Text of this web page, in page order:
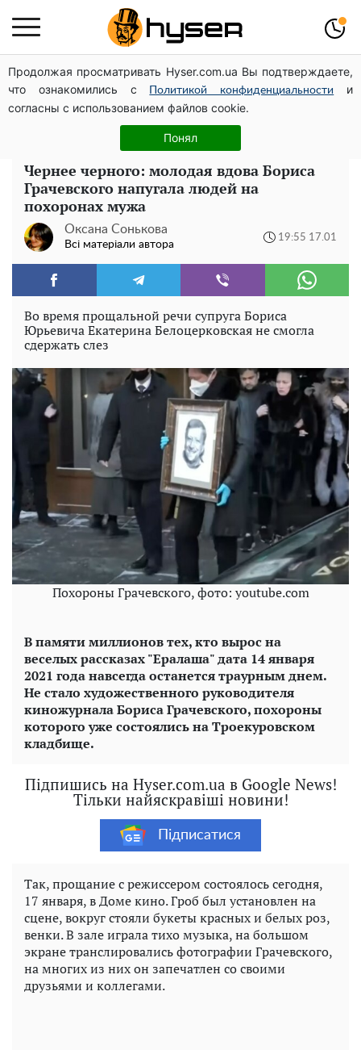
Продолжая просматривать Hyser.com.ua Вы подтверждаете,
что ознакомились с
Политикой конфиденциальности
и
согласны с использованием файлов cookie.
Понял
Посол ОБСЄ вдруге відвідав місце російського удару
по житловому будинку на Подолі
Гола Олена Тополя у цікавих позах змусила відвисати
щелепи: злив відео – було лише початком
Чернее черного: молодая вдова Бориса
Грачевского напугала людей на
похоронах мужа
Оксана Сонькова
Всі матеріали автора
19:55 17.01
Во время прощальной речи супруга Бориса
Юрьевича Екатерина Белоцерковская не смогла
сдержать слез
Похороны Грачевского, фото: youtube.com
В памяти миллионов тех, кто вырос на
веселых рассказах "Ералаша" дата 14 января
2021 года навсегда останется траурным днем.
Не стало художественного руководителя
киножурнала Бориса Грачевского, похороны
которого уже состоялись на Троекуровском
кладбище.
Підпишись на Hyser.com.ua в Google News!
Тільки найяскравіші новини!
Підписатися
Так, прощание с режиссером состоялось сегодня,
17 января, в Доме кино. Гроб был установлен на
сцене, вокруг стояли букеты красных и белых роз,
венки. В зале играла тихо музыка, на большом
экране транслировались фотографии Грачевского,
на многих из них он запечатлен со своими
друзьями и коллегами.